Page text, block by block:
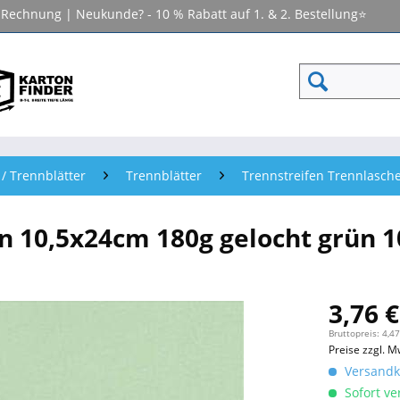
| Neukunde? - 10 % Rabatt auf 1. & 2. Bestellung⭐
/ Trennblätter Trennblätter Trennstreifen
180g gelocht grün
3,76
Bruttopreis:
Preise zzgl.
Sofort